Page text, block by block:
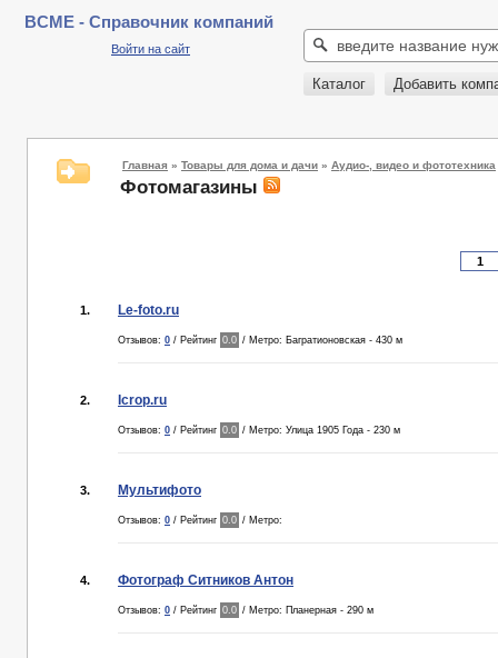
BCME - Справочник компаний
Войти на сайт
Каталог Добавить
Главная » Товары для дома и дачи » Аудио-, видео и фототехника
Фотомагазины
1. Le-foto.ru
Отзывов: 0 / Рейтинг 0.0 / Метро: Багратионовская - 430 м
2. Icrop.ru
Отзывов: 0 / Рейтинг 0.0 / Метро: Улица 1905 Года - 230 м
3. Мультифото
Отзывов: 0 / Рейтинг 0.0 / Метро:
4. Фотограф Ситников Антон
Отзывов: 0 / Рейтинг 0.0 / Метро: Планерная - 290 м